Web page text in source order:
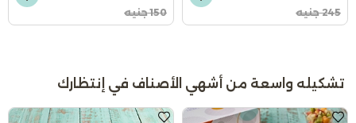
245 جنيه 150 جنيه
تشكيله واسعة من أشهي الأصناف في إنتظارك